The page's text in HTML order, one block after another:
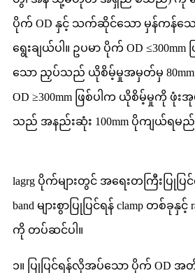
ပိုက် OD နှင့် သက်ဆိုင်သော မှန်ကန်သ
ရွေးချယ်ပါ။ ဥပမာ ပိုက် OD
သော ညှပ်သည် ယိုစိမ့်မှုအမှတ်မှ
OD ≥300mm ဖြစ်ပါက ယိုစိမ့်မှုကို
သည် အနည်းဆုံး 100mm ပိုကျယ်ရမည်
lagrg ပိုက်များတွင် အရေးတကြီးပြုပ
band များစွာပြုပြင်ရန် clamp တစ်ခုနှ
ကို တပ်ဆင်ပါ။
၁။ ပြုပြင်ရန်လိုအပ်သော ပိုက် OD